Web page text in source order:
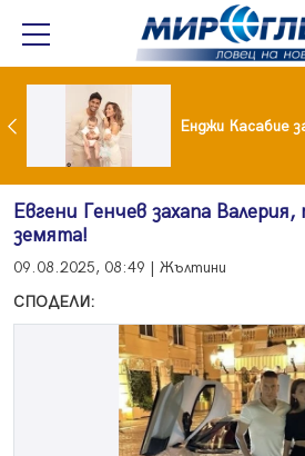
Край на приказката! Брадърите Стефан и Сияна се разделиха с гръм и трясък Енджи Касабие
Евгени Генчев захапа
земята!
09.08.2025, 08:49 | Жълтини
СПОДЕЛИ: